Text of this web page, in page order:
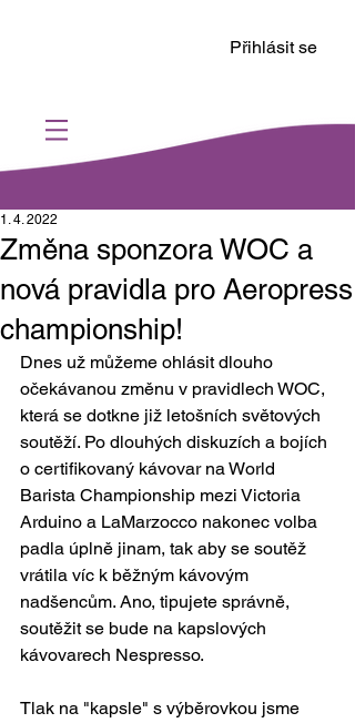
Přihlásit se
Změna sponzora WOC a
nová pravidla pro Aeropress
championship!
1. 4. 2022
Dnes už můžeme ohlásit dlouho
očekávanou změnu v pravidlech WOC,
která se dotkne již letošních světových
soutěží. Po dlouhých diskuzích a bojích
o certifikovaný kávovar na World
Barista Championship mezi Victoria
Arduino a LaMarzocco nakonec volba
padla úplně jinam, tak aby se soutěž
vrátila víc k běžným kávovým
nadšencům. Ano, tipujete správně,
soutěžit se bude na kapslových
kávovarech Nespresso.
Tlak na "kapsle" s výběrovkou jsme